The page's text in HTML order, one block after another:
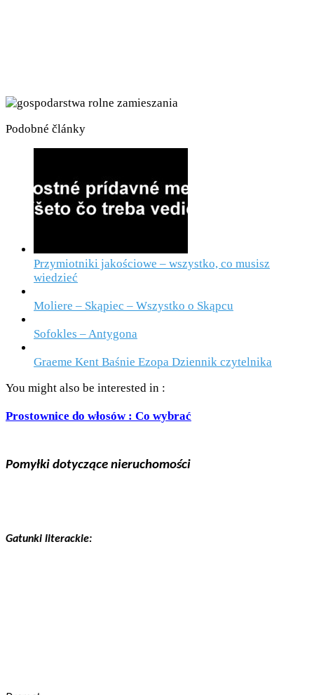
Podobné články
Przymiotniki jakościowe – wszystko, co musisz
wiedzieć
Moliere – Skąpiec – Wszystko o Skąpcu
Sofokles – Antygona
Graeme Kent Baśnie Ezopa Dziennik czytelnika
You might also be interested in :
Prostownice do włosów : Co wybrać
Pomyłki dotyczące nieruchomości
Gatunki literackie: